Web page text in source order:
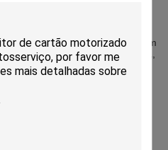
aceitante integrado da conta com
denominação detectada,
lockable/removível fixe o
do estado.